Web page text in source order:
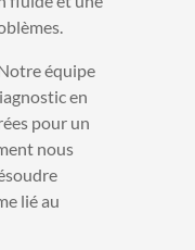
équipe
en
pour un
nous
lié au